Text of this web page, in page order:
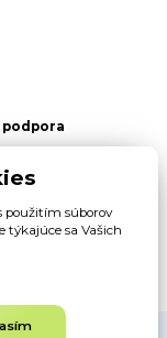
podpora
použitím súborov
týkajúce sa Vašich